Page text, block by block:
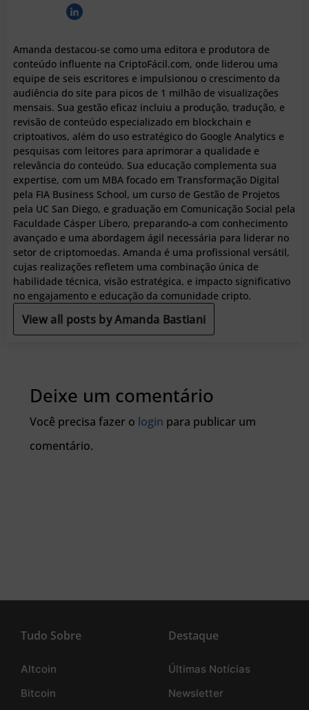
Amanda destacou-se como uma editora e produtora de
conteúdo influente na CriptoFácil.com, onde liderou uma
equipe de seis escritores e impulsionou o crescimento da
audiência do site para picos de 1 milhão de visualizações
mensais. Sua gestão eficaz incluiu a produção, tradução, e
revisão de conteúdo especializado em blockchain e
criptoativos, além do uso estratégico do Google Analytics e
pesquisas com leitores para aprimorar a qualidade e
relevância do conteúdo. Sua educação complementa sua
expertise, com um MBA focado em Transformação Digital
pela FIA Business School, um curso de Gestão de Projetos
pela UC San Diego, e graduação em Comunicação Social pela
Faculdade Cásper Líbero, preparando-a com conhecimento
avançado e uma abordagem ágil necessária para liderar no
setor de criptomoedas. Amanda é uma profissional versátil,
cujas realizações refletem uma combinação única de
habilidade técnica, visão estratégica, e impacto significativo
no engajamento e educação da comunidade cripto.
View all posts by Amanda Bastiani
Deixe um comentário
Você precisa fazer o login para publicar um
comentário.
Tudo Sobre
Altcoin
Bitcoin
Destaque
Últimas Notícias
Newsletter